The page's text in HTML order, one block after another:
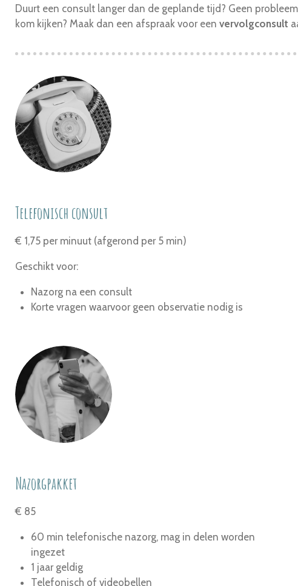
Duurt een consult langer dan de geplande tijd? Geen
kom kijken? Maak dan een afspraak voor een vervolgconsult
Telefonisch consult
€ 1,75 per minuut (afgerond per 5 min)
Geschikt voor:
Nazorg na een consult
Korte vragen waarvoor geen observatie nodig is
Nazorgpakket
€ 85
60 min telefonische nazorg, mag in delen worden
ingezet
1 jaar geldig
Telefonisch of videobellen